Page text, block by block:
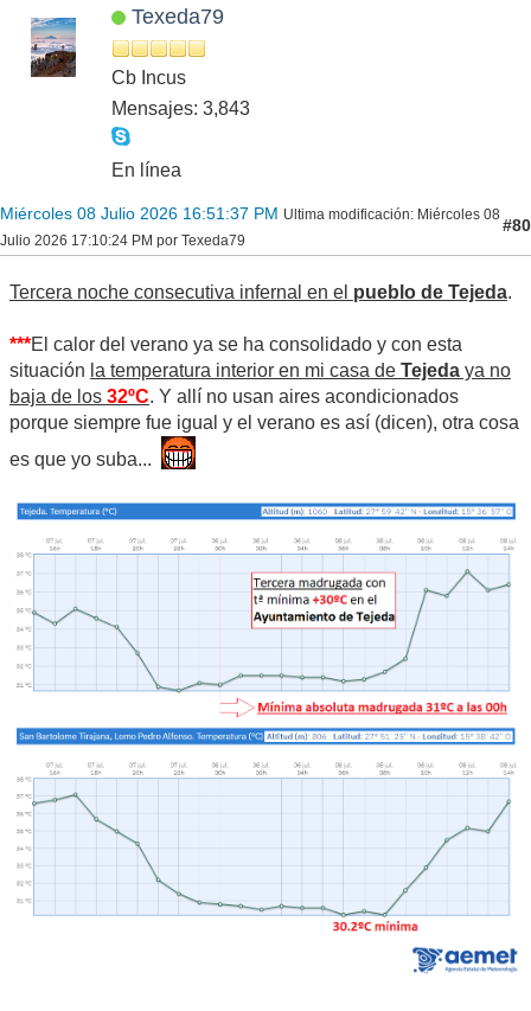
Texeda79
Cb Incus
Mensajes: 3,843
En línea
Miércoles 08 Julio 2026 16:51:37 PM Ultima modificación: Miércoles 08
Julio 2026 17:10:24 PM por Texeda79
#80
Tercera noche consecutiva infernal en el pueblo de Tejeda.
***El calor del verano ya se ha consolidado y con esta
situación la temperatura interior en mi casa de Tejeda ya no
baja de los 32ºC. Y allí no usan aires acondicionados
porque siempre fue igual y el verano es así (dicen), otra cosa
es que yo suba...